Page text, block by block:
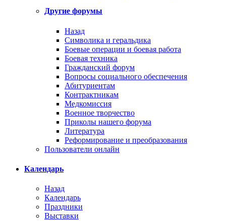
Другие форумы
Назад
Символика и геральдика
Боевые операции и боевая работа
Боевая техника
Гражданский форум
Вопросы социального обеспечения
Абитуриентам
Контрактникам
Медкомиссия
Военное творчество
Приколы нашего форума
Литература
Реформирование и преобразования
Пользователи онлайн
Календарь
Назад
Календарь
Праздники
Выставки